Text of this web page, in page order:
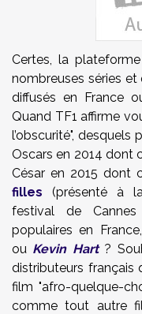
Certes, la
nombreuses séries et
diffusés en France
Quand TF1 affirme
l’obscurité",
Oscars en 2014 dont
César en 2015 dont
filles(présenté à
festival de
populaires en
ou Kevin Hart?
distributeurs français
film "afro-quelque-
comme tout autre